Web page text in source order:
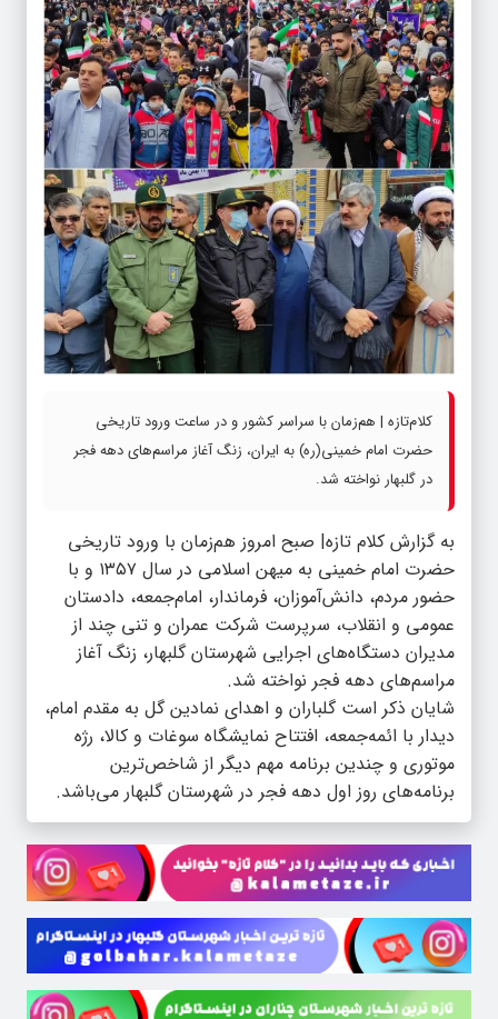
کلام‌تازه | هم‌زمان با سراسر کشور و در ساعت ورود تاریخی
حضرت امام خمینی(ره) به ایران، زنگ آغاز مراسم‌های دهه فجر
در گلبهار نواخته شد.
به گزارش کلام تازه| صبح امروز هم‌زمان با ورود تاریخی
حضرت امام خمینی به میهن اسلامی در سال ۱۳۵۷ و با
حضور مردم، دانش‌آموزان، فرماندار، امام‌جمعه، دادستان
عمومی و انقلاب، سرپرست شرکت عمران و تنی چند از
مدیران دستگاه‌های اجرایی شهرستان گلبهار، زنگ آغاز
مراسم‌های دهه فجر نواخته شد.
شایان ذکر است گلباران و اهدای نمادین گل به مقدم امام،
دیدار با ائمه‌جمعه، افتتاح نمایشگاه سوغات و کالا، رژه
موتوری و چندین برنامه مهم دیگر از شاخص‌ترین
برنامه‌های روز اول دهه فجر در شهرستان گلبهار می‌باشد.